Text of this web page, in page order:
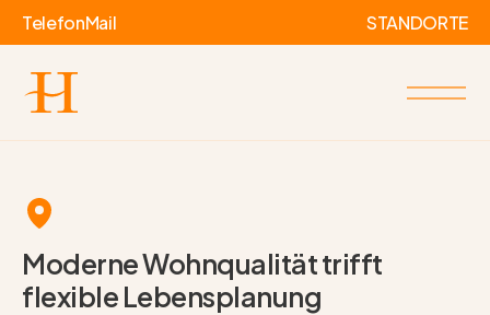
TelefonMail STANDORTE
Moderne Wohnqualität trifft
flexible Lebensplanung